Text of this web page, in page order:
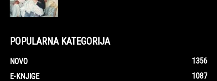
POPULARNA KATEGORIJA
NOVO
1356
E-KNJIGE
1087